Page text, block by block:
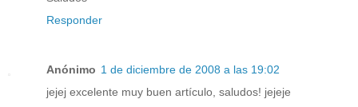
Responder
Anónimo 1 de diciembre de 2008 a las 19:02
jejej excelente muy buen artículo, saludos! jejeje